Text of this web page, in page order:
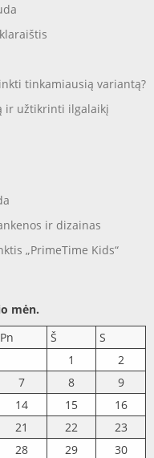
tinkamiausią variantą?
ir užtikrinti ilgalaikį
ir dizainas
„PrimeTime Kids“
mėn.
Pn Š
S
1
2
7 8
9
14 15
16
21 22
23
28 29
30